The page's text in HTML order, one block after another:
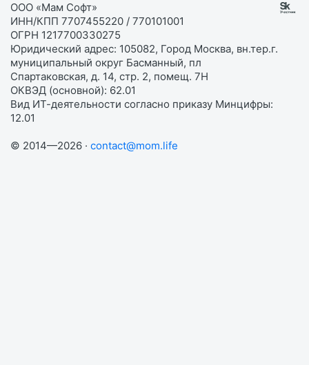
ООО «Мам Софт»
ИНН/КПП 7707455220 / 770101001
ОГРН 1217700330275
Юридический адрес: 105082, Город Москва, вн.тер.г.
муниципальный округ Басманный, пл
Спартаковская, д. 14, стр. 2, помещ. 7Н
ОКВЭД (основной): 62.01
Вид ИТ-деятельности согласно приказу Минцифры:
12.01
© 2014—2026 · contact@mom.life